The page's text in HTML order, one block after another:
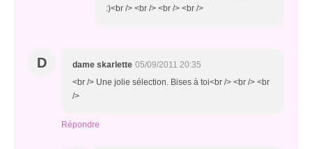
:)<br /> <br /> <br /> <br />
D dame skarlette 05/09/2011 20:35
<br /> Une jolie sélection. Bises à toi<br /> <br /> <br
/>
Répondre